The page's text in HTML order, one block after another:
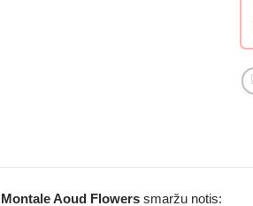
Montale Aoud Flowers smaržu notis: